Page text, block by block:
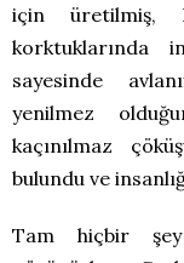
için üretilmiş,
korktuklarında
sayesinde
yenilmez
kaçınılmaz
bulundu ve
Tam hiçbir şey